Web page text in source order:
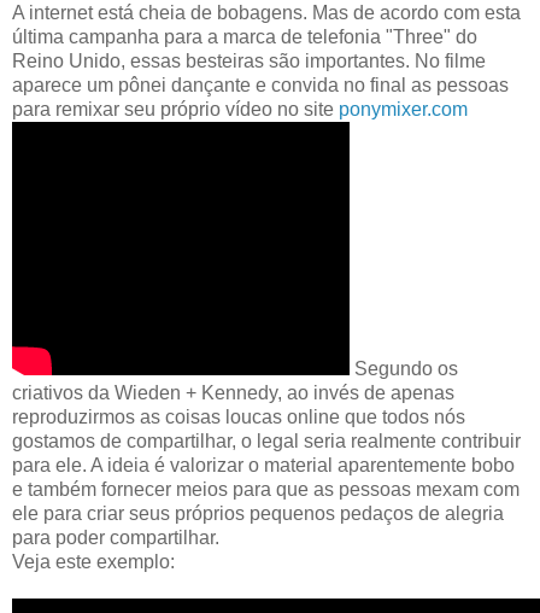
A internet está cheia de bobagens. Mas de acordo com esta
última campanha para a marca de telefonia "Three" do
Reino Unido, essas besteiras são importantes. No filme
aparece um pônei dançante e convida no final as pessoas
para remixar seu próprio vídeo no site ponymixer.com
Segundo os
criativos da Wieden + Kennedy, ao invés de apenas
reproduzirmos as coisas loucas online que todos nós
gostamos de compartilhar, o legal seria realmente contribuir
para ele. A ideia é valorizar o material aparentemente bobo
e também fornecer meios para que as pessoas mexam com
ele para criar seus próprios pequenos pedaços de alegria
para poder compartilhar.
Veja este exemplo: